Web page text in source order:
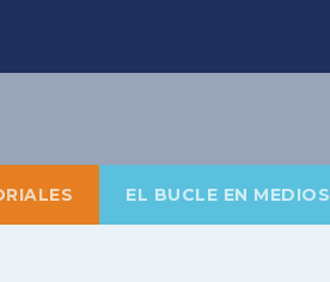
EL BUCLE EN MEDIOS